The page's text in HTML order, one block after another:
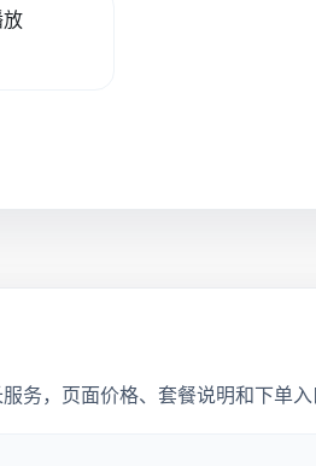
务，页面价格、套餐说明和下单